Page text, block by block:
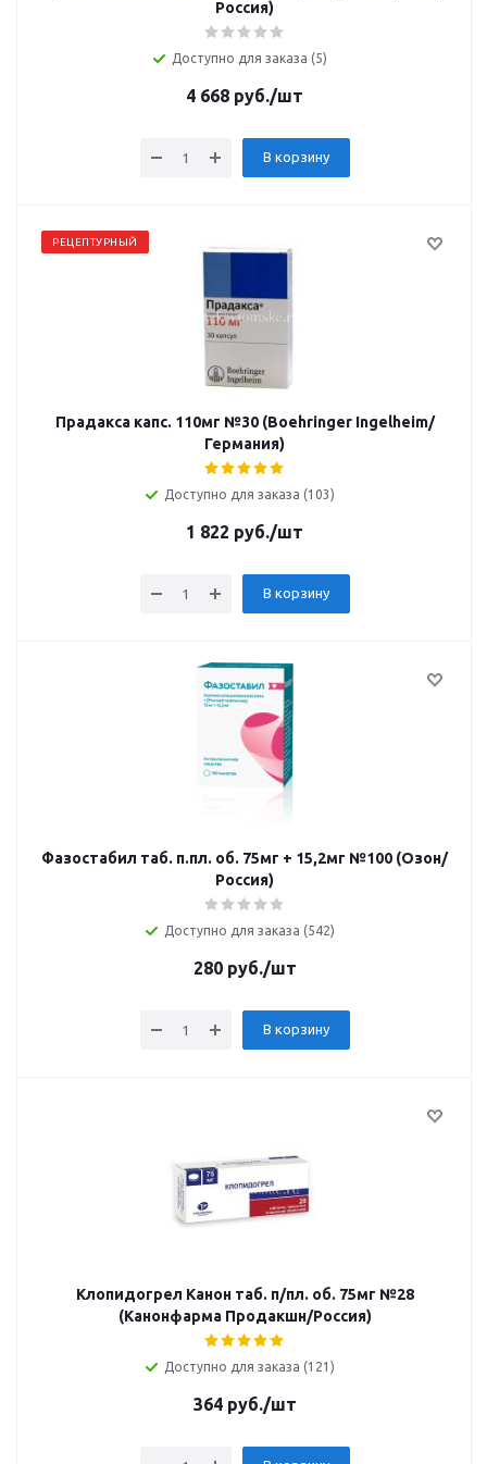
Россия)
Доступно для заказа (5)
4 668 руб./шт
В корзину
РЕЦЕПТУРНЫЙ
Прадакса капс. 110мг №30 (Boehringer Ingelheim/
Германия)
Доступно для заказа (103)
1 822 руб./шт
В корзину
Фазостабил таб. п.пл. об. 75мг + 15,2мг №100 (Озон/
Россия)
Доступно для заказа (542)
280руб./шт
В корзину
Клопидогрел Канон таб. п/пл. об. 75мг №28
(Канонфарма Продакшн/Россия)
Доступно для заказа (121)
364руб./шт